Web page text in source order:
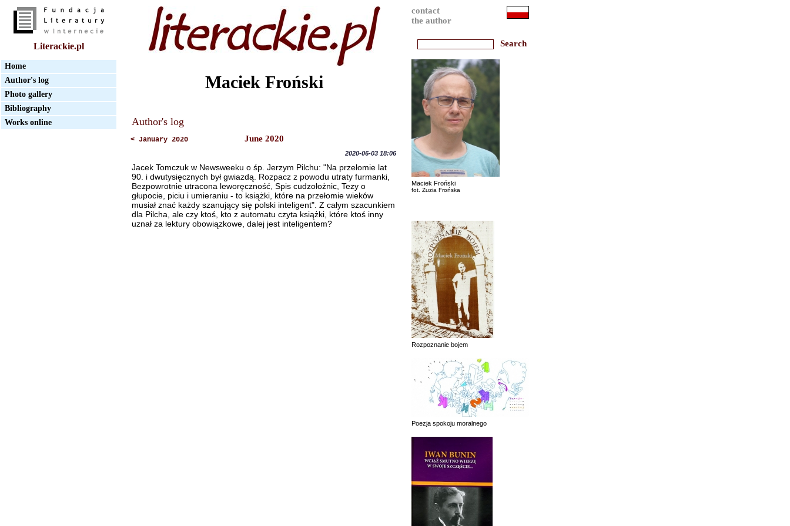
Literackie.pl
Home
Author's log
Photo gallery
Bibliography
Works online
Maciek Froński
Author's log
< January 2020 June 2020
2020-06-03 18:06
Jacek Tomczuk w Newsweeku o śp. Jerzym Pilchu: "Na przełomie lat
90. i dwutysięcznych był gwiazdą. Rozpacz z powodu utraty furmanki,
Bezpowrotnie utracona leworęczność, Spis cudzołożnic, Tezy o
głupocie, piciu i umieraniu - to książki, które na przełomie wieków
musiał znać każdy szanujący się polski inteligent". Z całym szacunkiem
dla Pilcha, ale czy ktoś, kto z automatu czyta książki, które ktoś inny
uznał za lektury obowiązkowe, dalej jest inteligentem?
contact
the author
Maciek Froński
fot. Zuzia Frońska
Rozpoznanie bojem
Poezja spokoju moralnego